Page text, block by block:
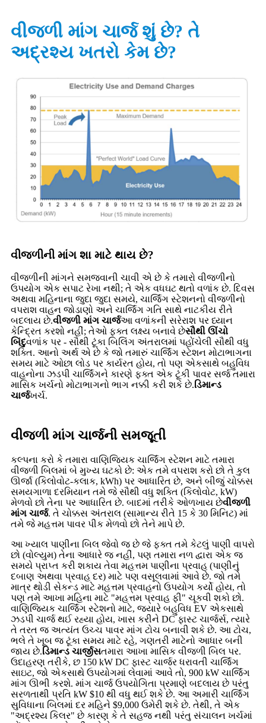
વીજળી માંગ ચાર્જ શું છે? તે
અદ્રશ્ય ખતરો કેમ છે?
વીજળીની માંગ શા માટે થાય છે?
વીજળીની માંગને સમજવાની ચાવી એ છે કે તમારો વીજળીનો
ઉપયોગ એક સપાટ રેખા નથી; તે એક વધઘટ થતો વળાંક છે. દિવસ
અથવા મહિનાના જુદા જુદા સમયે, ચાર્જિંગ સ્ટેશનનો વીજળીનો
વપરાશ વાહન જોડાણો અને ચાર્જિંગ ગતિ સાથે નાટકીય રીતે
બદલાય છે.વીજળી માંગ ચાર્જઆ વળાંકની સરેરાશ પર ધ્યાન
કેન્દ્રિત કરશો નહીં; તેઓ ફક્ત લક્ષ્ય બનાવે છેસૌથી ઊંચો
બિંદુવળાંક પર - સૌથી ટૂંકા બિલિંગ અંતરાલમાં પહોંચેલી સૌથી વધુ
શક્તિ. આનો અર્થ એ છે કે જો તમારું ચાર્જિંગ સ્ટેશન મોટાભાગના
સમય માટે ઓછા લોડ પર કાર્યરત હોય, તો પણ એકસાથે બહુવિધ
વાહનોના ઝડપી ચાર્જિંગને કારણે ફક્ત એક ટૂંકી પાવર સર્જ તમારા
માસિક ખર્ચનો મોટાભાગનો ભાગ નક્કી કરી શકે છે.ડિમાન્ડ
ચાર્જખર્ચ.
વીજળી માંગ ચાર્જની સમજૂતી
કલ્પના કરો કે તમારા વાણિજ્યિક ચાર્જિંગ સ્ટેશન માટે તમારા
વીજળી બિલમાં બે મુખ્ય ઘટકો છે: એક તમે વપરાશ કરો છો તે કુલ
ઊર્જા (કિલોવોટ-કલાક, kWh) પર આધારિત છે, અને બીજું ચોક્કસ
સમયગાળા દરમિયાન તમે જે સૌથી વધુ શક્તિ (કિલોવોટ, kW)
મેળવો છો તેના પર આધારિત છે. બાદમાં તરીકે ઓળખાય છેવીજળી
માંગ ચાર્જ. તે ચોક્કસ અંતરાલ (સામાન્ય રીતે 15 કે 30 મિનિટ) માં
તમે જે મહત્તમ પાવર પીક મેળવો છો તેને માપે છે.
આ ખ્યાલ પાણીના બિલ જેવો જ છે જે ફક્ત તમે કેટલું પાણી વાપરો
છો (વોલ્યુમ) તેના આધારે જ નહીં, પણ તમારા નળ દ્વારા એક જ
સમયે પ્રાપ્ત કરી શકાય તેવા મહત્તમ પાણીના પ્રવાહ (પાણીનું
દબાણ અથવા પ્રવાહ દર) માટે પણ વસૂલવામાં આવે છે. જો તમે
માત્ર થોડી સેકન્ડ માટે મહત્તમ પ્રવાહનો ઉપયોગ કર્યો હોય, તો
પણ તમે આખા મહિના માટે "મહત્તમ પ્રવાહ ફી" ચૂકવી શકો છો.
વાણિજ્યિક ચાર્જિંગ સ્ટેશનો માટે, જ્યારે બહુવિધ EV એકસાથે
ઝડપી ચાર્જ થઈ રહ્યા હોય, ખાસ કરીને DC ફાસ્ટ ચાર્જર્સ, ત્યારે
તે તરત જ અત્યંત ઉચ્ચ પાવર માંગ ટોચ બનાવી શકે છે. આ ટોચ,
ભલે તે ખૂબ જ ટૂંકા સમય માટે રહે, ગણતરી માટેનો આધાર બની
જાય છે.ડિમાન્ડ ચાર્જીસતમારા આખા માસિક વીજળી બિલ પર.
ઉદાહરણ તરીકે, છ 150 kW DC ફાસ્ટ ચાર્જર ધરાવતી ચાર્જિંગ
સાઇટ, જો એકસાથે ઉપયોગમાં લેવામાં આવે તો, 900 kW ચાર્જિંગ
માંગ ઊભી કરશે. માંગ ચાર્જ ઉપયોગિતા પ્રમાણે બદલાય છે પરંતુ
સરળતાથી પ્રતિ kW $10 થી વધુ થઈ શકે છે. આ અમારી ચાર્જિંગ
સુવિધાના બિલમાં દર મહિને $9,000 ઉમેરી શકે છે. તેથી, તે એક
"અદ્રશ્ય કિલર" છે કારણ કે તે સહજ નથી પરંતુ સંચાલન ખર્ચમાં